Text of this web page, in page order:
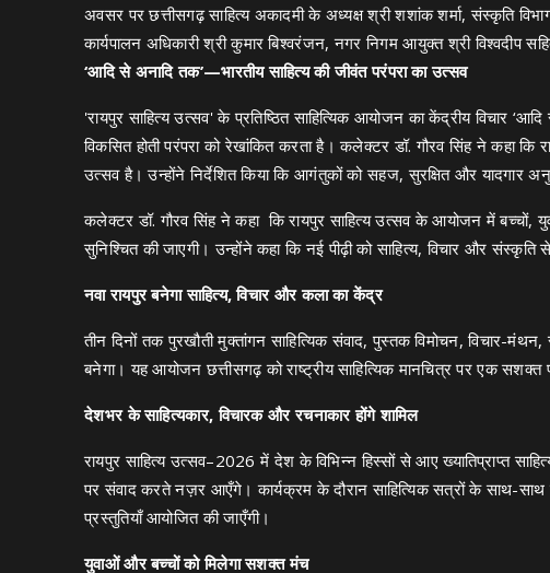
अवसर पर छत्तीसगढ़ साहित्य अकादमी के अध्यक्ष श्री शशांक शर्मा, संस्कृति
कार्यपालन अधिकारी श्री कुमार बिश्वरंजन, नगर निगम आयुक्त श्री विश्वदीप
‘आदि से अनादि तक’—भारतीय साहित्य की जीवंत परंपरा का उत्सव
'रायपुर साहित्य उत्सव' के प्रतिष्ठित साहित्यिक आयोजन का केंद्रीय विचार
विकसित होती परंपरा को रेखांकित करता है। कलेक्टर डॉ. गौरव सिंह ने कहा कि
उत्सव है। उन्होंने निर्देशित किया कि आगंतुकों को सहज, सुरक्षित और यादगार
कलेक्टर डॉ. गौरव सिंह ने कहा कि रायपुर साहित्य उत्सव के आयोजन में बच्चों,
सुनिश्चित की जाएगी। उन्होंने कहा कि नई पीढ़ी को साहित्य, विचार और
नवा रायपुर बनेगा साहित्य, विचार और कला का केंद्र
तीन दिनों तक पुरखौती मुक्तांगन साहित्यिक संवाद, पुस्तक विमोचन, विचार-
बनेगा। यह आयोजन छत्तीसगढ़ को राष्ट्रीय साहित्यिक मानचित्र पर एक सशक्त
देशभर के साहित्यकार, विचारक और रचनाकार होंगे शामिल
रायपुर साहित्य उत्सव–2026 में देश के विभिन्न हिस्सों से आए ख्यातिप्राप्त
पर संवाद करते नज़र आएँगे। कार्यक्रम के दौरान साहित्यिक सत्रों के साथ-साथ
प्रस्तुतियाँ आयोजित की जाएँगी।
युवाओं और बच्चों को मिलेगा सशक्त मंच